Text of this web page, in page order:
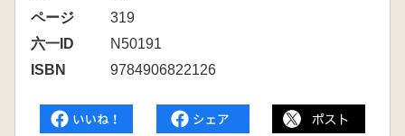
ページ
319
六一ID
N50191
ISBN
9784906822126